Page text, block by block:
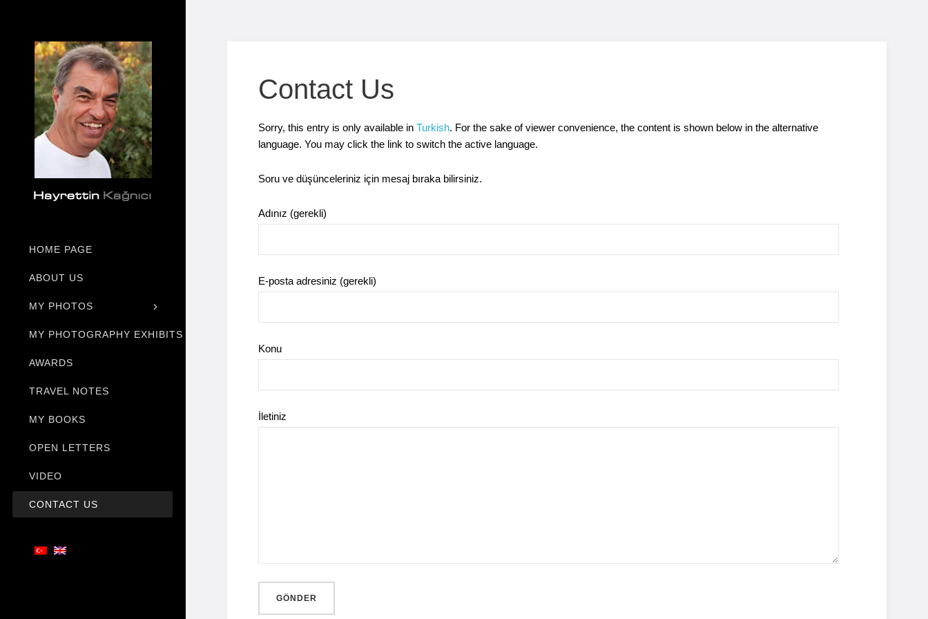
HOME PAGE
ABOUT US
MY PHOTOS
MY PHOTOGRAPHY EXHIBITS
AWARDS
TRAVEL NOTES
MY BOOKS
OPEN LETTERS
VIDEO
CONTACT US
Contact Us
Sorry, this entry is only available in Turkish. For the sake of viewer convenience, the content is shown below in the alternative
language. You may click the link to switch the active language.
Soru ve düşünceleriniz için mesaj bıraka bilirsiniz.
Adınız (gerekli)
E-posta adresiniz (gerekli)
Konu
İletiniz